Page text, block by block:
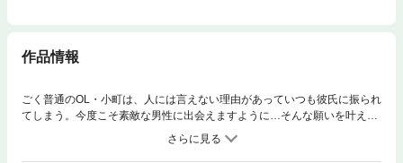
作品情報
ごく普通のOL・小町は、人には言えない理由があっていつも彼氏に振られ
てしまう。今度こそ素敵な男性に出会えますように…そんな願いを叶える
べく神社にお参りすると、モデルみたいなイケメン・志貴に願いを聞かれ
てしまった！ 実はその神社の神主だった彼は小町の神頼みを一笑し「俺